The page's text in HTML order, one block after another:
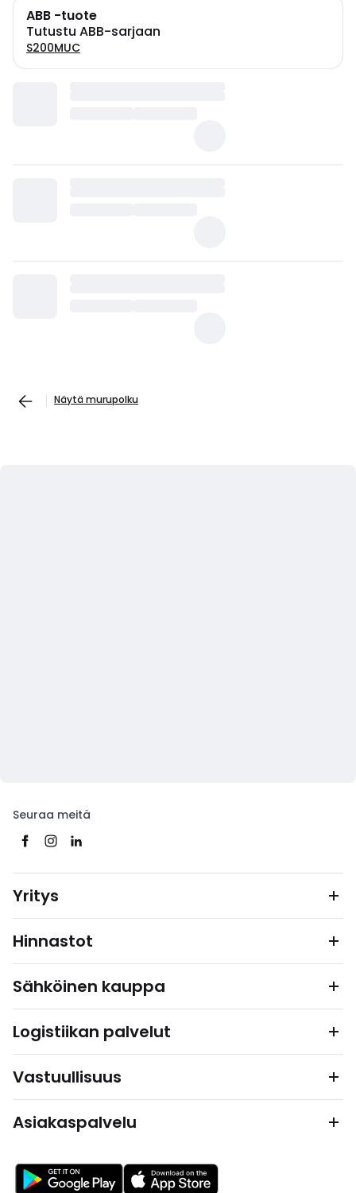
ABB -tuote
Tutustu ABB-sarjaan
S200MUC
Näytä murupolku
Seuraa meitä
Yritys
Hinnastot
Sähköinen kauppa
Logistiikan palvelut
Vastuullisuus
Asiakaspalvelu